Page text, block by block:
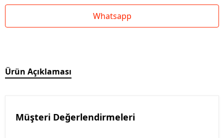
Whatsapp
Ürün Açıklaması
Müşteri Değerlendirmeleri